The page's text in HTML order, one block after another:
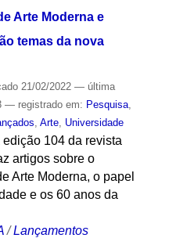
Arte Moderna e
temas da nova
21/02/2022 — última
— registrado em: Pesquisa,
Arte, Universidade
104 da revista
artigos sobre o
Arte Moderna, o papel
e os 60 anos da
/Lançamentos